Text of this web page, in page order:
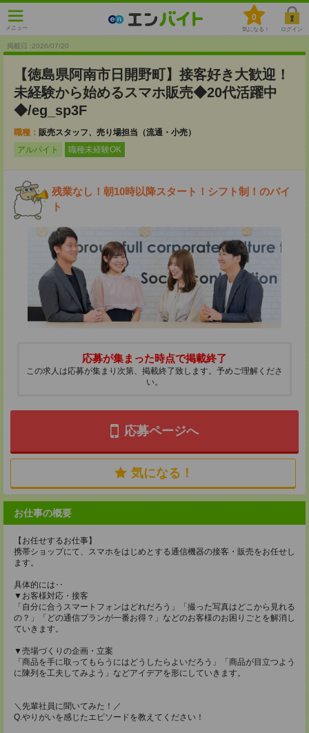
メニュー
0
気になる！ ログイン
掲載日 :2026/07/20
【徳島県阿南市日開野町】接客好き大歓迎！
未経験から始めるスマホ販売◆20代活躍中
◆/eg_sp3F
職種： 販売スタッフ、売り場担当（流通・小売）
アルバイト
職種未経験OK
残業なし！朝10時以降スタート！シフト制！のバイ
ト
応募が集まった時点で掲載終了
この求人は応募が集まり次第、掲載終了致します。予めご理解くださ
い。
応募ページへ
気になる！
お仕事の概要
【お任せするお仕事】
携帯ショップにて、スマホをはじめとする通信機器の接客・販売をお任せし
ます。
具体的には‥
▼お客様対応・接客
「自分に合うスマートフォンはどれだろう」「撮った写真はどこから見れる
の？」「どの通信プランが一番お得？」などのお客様のお困りごとを解消し
ていきます。
▼売場づくりの企画・立案
「商品を手に取ってもらうにはどうしたらよいだろう」「商品が目立つよう
に陳列を工夫してみよう」などアイデアを形にしていきます。
＼先輩社員に聞いてみた！／
Q.やりがいを感じたエピソードを教えてください！